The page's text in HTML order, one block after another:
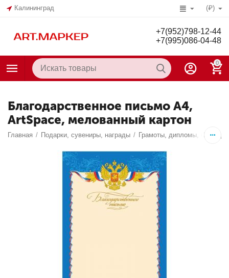
Калининград (₽)
+7(952)798-12-44
+7(995)086-04-48
0
Благодарственное письмо А4,
ArtSpace, мелованный картон
Главная / Подарки, сувениры, награды / Грамоты, дипломы,